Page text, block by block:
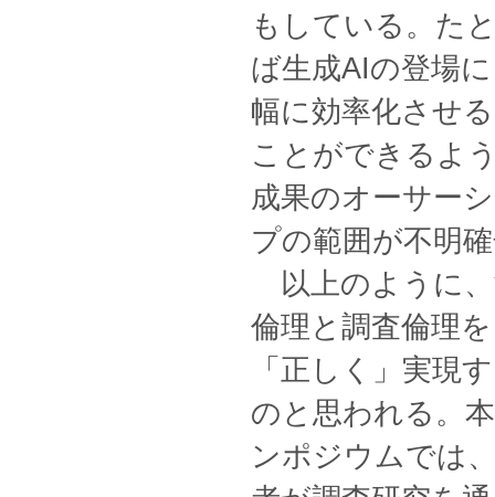
もしている。た
ば生成AIの登場
幅に効率化させる
ことができるよ
成果のオーサー
プの範囲が不明
以上のように、
倫理と調査倫理を
「正しく」実現
のと思われる。
ンポジウムでは